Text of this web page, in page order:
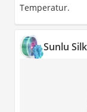
Temperatur.
Sunlu